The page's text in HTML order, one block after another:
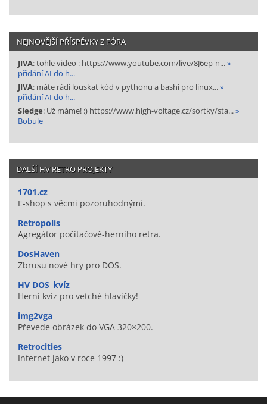
NEJNOVĚJŠÍ PŘÍSPĚVKY Z FÓRA
JIVA: tohle video : https://www.youtube.com/live/8J6ep-n...»
přidání AI do h...
JIVA: máte rádi louskat kód v pythonu a bashi pro linux...»
přidání AI do h...
Sledge: Už máme! :) https://www.high-voltage.cz/sortky/sta...»
Bobule
DALŠÍ HV RETRO PROJEKTY
1701.cz
E-shop s věcmi pozoruhodnými.
Retropolis
Agregátor počítačově-herního retra.
DosHaven
Zbrusu nové hry pro DOS.
HV DOS_kvíz
Herní kvíz pro vetché hlavičky!
img2vga
Převede obrázek do VGA 320×200.
Retrocities
Internet jako v roce 1997 :)